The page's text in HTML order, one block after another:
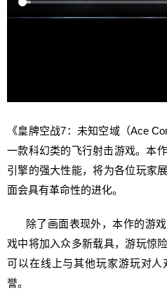
《皇牌空战7：未知空域（Ace
一款科幻类的飞行射击游戏。本
引擎的强大性能，将为各位玩家
面会具有革命性的进化。
除了画面表现外，本作的游戏
戏中将加入众多新载具，游玩惊
可以在线上与其他玩家游玩对
誉。